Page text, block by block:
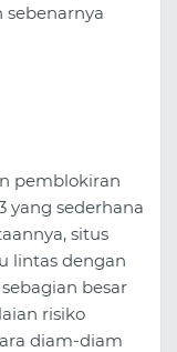
pemblokiran
yang sederhana
situs
lintas dengan
besar
risiko
diam-diam